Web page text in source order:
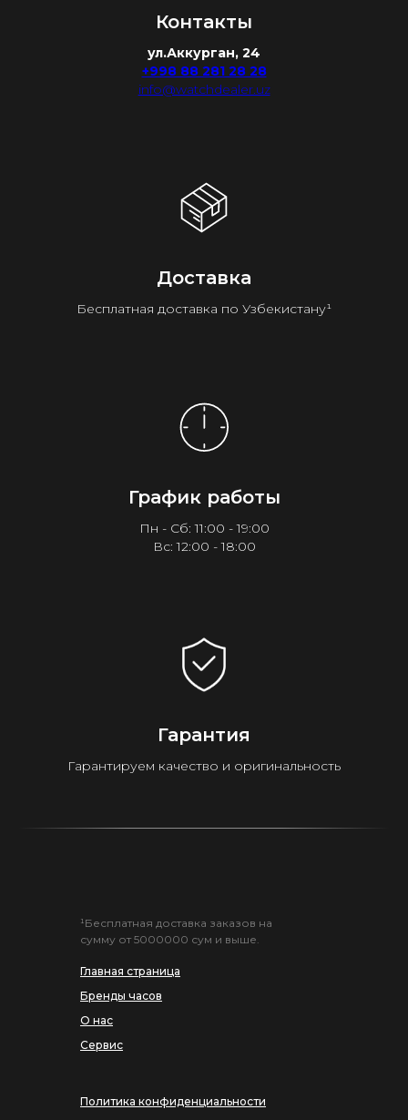
Контакты
ул.Аккурган, 24
+998 88 281 28 28
info@watchdealer.uz
Доставка
Бесплатная доставка по Узбекистану¹
График работы
Пн - Сб: 11:00 - 19:00
Вс: 12:00 - 18:00
Гарантия
Гарантируем качество и оригинальность
Главная страница
Бренды часов
О нас
Сервис
¹Бесплатная доставка заказов на
сумму от 5000000 сум и выше.
Политика конфиденциальности